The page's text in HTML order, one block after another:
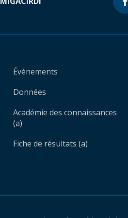
Évènements
Données
Académie des connaissances
(a)
Fiche de résultats (a)